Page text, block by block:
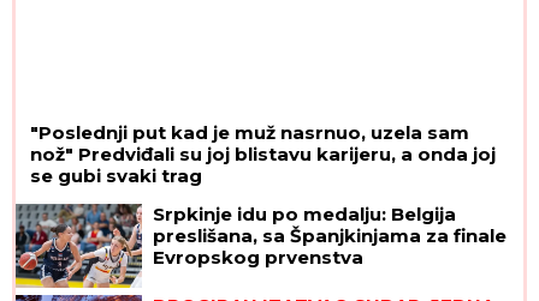
"Poslednji put kad je muž nasrnuo, uzela sam
nož" Predviđali su joj blistavu karijeru, a onda joj
se gubi svaki trag
Srpkinje idu po medalju: Belgija
preslišana, sa Španjkinjama za finale
Evropskog prvenstva